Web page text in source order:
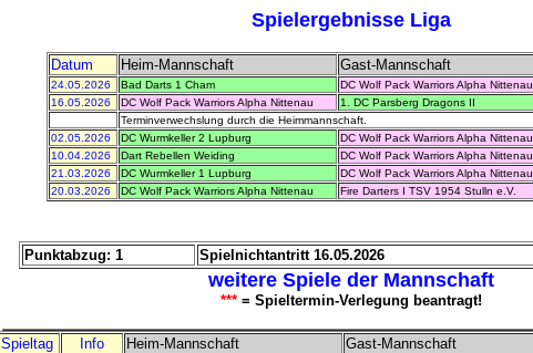
Spielergebnisse Liga
Datum Heim-Mannschaft Gast-Mannschaft
24.05.2026 Bad Darts 1 Cham DC Wolf Pack Warriors Alpha Nittenau
16.05.2026
DC Wolf Pack Warriors Alpha Nittenau 1. DC Parsberg Dragons II
Terminverwechslung durch die Heimmannschaft.
02.05.2026
DC Wurmkeller 2 Lupburg DC Wolf Pack Warriors Alpha Nittenau
10.04.2026
Dart Rebellen Weiding DC Wolf Pack Warriors Alpha Nittenau
21.03.2026
DC Wurmkeller 1 Lupburg DC Wolf Pack Warriors Alpha Nittenau
20.03.2026
DC Wolf Pack Warriors Alpha Nittenau Fire Darters I TSV 1954 Stulln e.V.
Punktabzug: 1 Spielnichtantritt 16.05.2026
weitere Spiele der Mannschaft
*** = Spieltermin-Verlegung beantragt!
Spieltag Info Heim-Mannschaft Gast-Mannschaft